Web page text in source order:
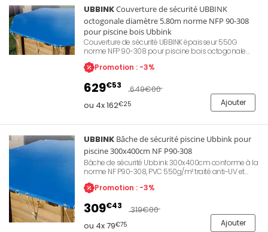
UBBINKCouverture de sécurité UBBINK
octogonale diamètre 5.80m norme NFP 90-308
pour piscine bois Ubbink
Couverture de sécurité UBBINK épaisseur 550G
norme NFP 90-308 pour piscine bois octogonale
Ubbink diamètre 5.80m. Permet une protection de la
qualité d'eau lors des périodes d'hivernage ou
d'insectes apportés par le vent. Permet également de
conserver la chaleur de l'eau et d'empêcher l'accès
aux enfants.
Promotion : -3%
629€53 649€00
ou 4x 162€25 Ajouter
UBBINK Bâche de sécurité piscine Ubbink pour
piscine 300x400cm NF P90-308
Bâche de sécurité Ubbink 300x400cm conforme à la
norme NF P90-308, PVC 550g/m² traité anti-UV et
anti-fongique, couleur bleue, destinée aux piscines
octogonales allongées et rectangulaires, système de
crochets et visserie inox fournis, prédécoupée pour
insertion supports échelle, garantie 2 ans. Référence
Ubbink 7516027.
Promotion : -3%
309€43 319€00
ou 4x 79€75 Ajouter